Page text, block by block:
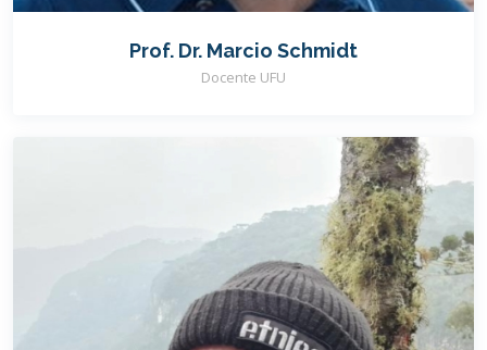
Prof. Dr. Marcio Schmidt
Docente UFU